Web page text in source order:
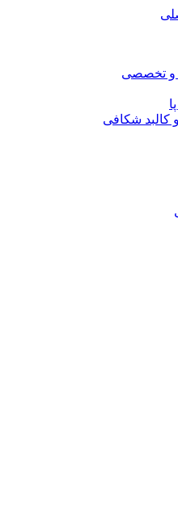
و تخصصی
کالبد شکافی